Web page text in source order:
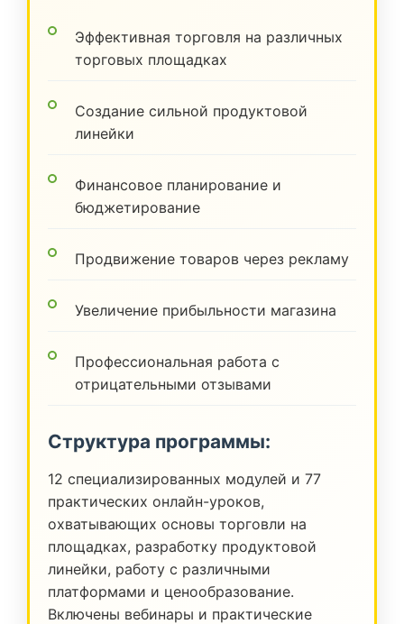
Эффективная торговля на различных
торговых площадках
Создание сильной продуктовой
линейки
Финансовое планирование и
бюджетирование
Продвижение товаров через рекламу
Увеличение прибыльности магазина
Профессиональная работа с
отрицательными отзывами
Структура программы:
12 специализированных модулей и 77
практических онлайн-уроков,
охватывающих основы торговли на
площадках, разработку продуктовой
линейки, работу с различными
платформами и ценообразование.
Включены вебинары и практические